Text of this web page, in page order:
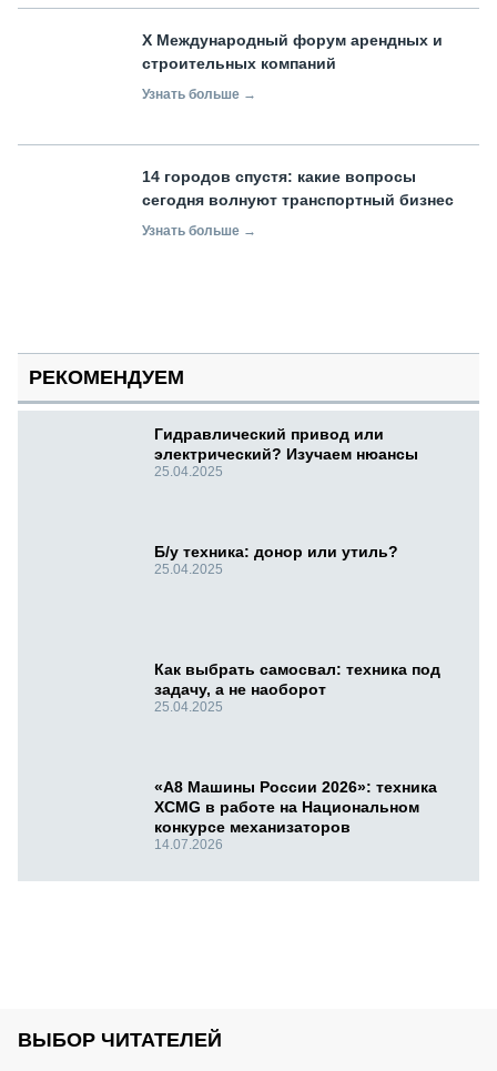
X Международный форум арендных и
строительных компаний
Узнать больше →
14 городов спустя: какие вопросы
сегодня волнуют транспортный бизнес
Узнать больше →
РЕКОМЕНДУЕМ
Гидравлический привод или
электрический? Изучаем нюансы
25.04.2025
Б/у техника: донор или утиль?
25.04.2025
Как выбрать самосвал: техника под
задачу, а не наоборот
25.04.2025
«А8 Машины России 2026»: техника
XCMG в работе на Национальном
конкурсе механизаторов
14.07.2026
ВЫБОР ЧИТАТЕЛЕЙ